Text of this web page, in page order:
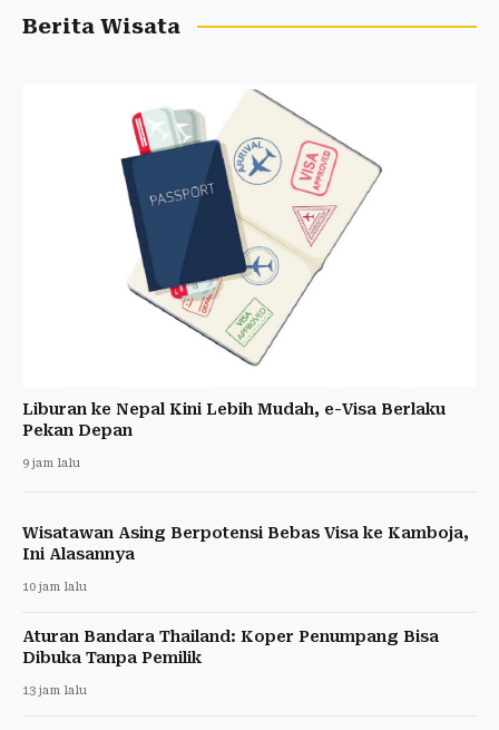
Berita Wisata
Liburan ke Nepal Kini Lebih Mudah, e-Visa Berlaku
Pekan Depan
9 jam lalu
Wisatawan Asing Berpotensi Bebas Visa ke Kamboja,
Ini Alasannya
10 jam lalu
Aturan Bandara Thailand: Koper Penumpang Bisa
Dibuka Tanpa Pemilik
13 jam lalu